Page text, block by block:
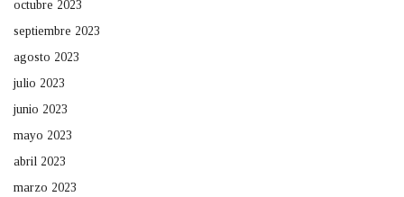
octubre 2023
septiembre 2023
agosto 2023
julio 2023
junio 2023
mayo 2023
abril 2023
marzo 2023